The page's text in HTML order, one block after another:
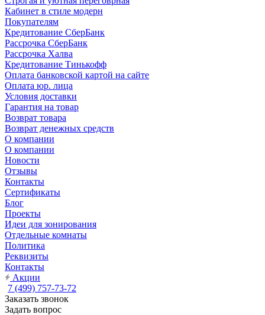
Кабинет в стиле модерн
Покупателям
Кредитование СберБанк
Рассрочка СберБанк
Рассрочка Халва
Кредитование Тинькофф
Оплата банковской картой на сайте
Оплата юр. лица
Условия доставки
Гарантия на товар
Возврат товара
Возврат денежных средств
О компании
О компании
Новости
Отзывы
Контакты
Сертификаты
Блог
Проекты
Идеи для зонирования
Отдельные комнаты
Политика
Реквизиты
Контакты
Акции
7 (499) 757-73-72
Заказать звонок
Задать вопрос